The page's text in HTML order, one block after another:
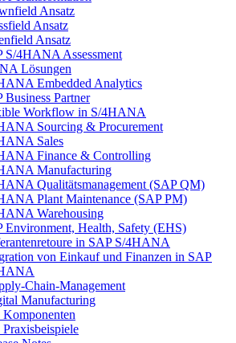
Ansatz
Ansatz
Ansatz
S/4HANA Assessment
Lösungen
Embedded Analytics
Business Partner
Workflow in S/4HANA
Sourcing & Procurement
Sales
Finance & Controlling
Manufacturing
Qualitätsmanagement (SAP QM)
Plant Maintenance (SAP PM)
Warehousing
Environment, Health, Safety (EHS)
in SAP S/4HANA
von Einkauf und Finanzen in SAP
Chain-Management
Manufacturing